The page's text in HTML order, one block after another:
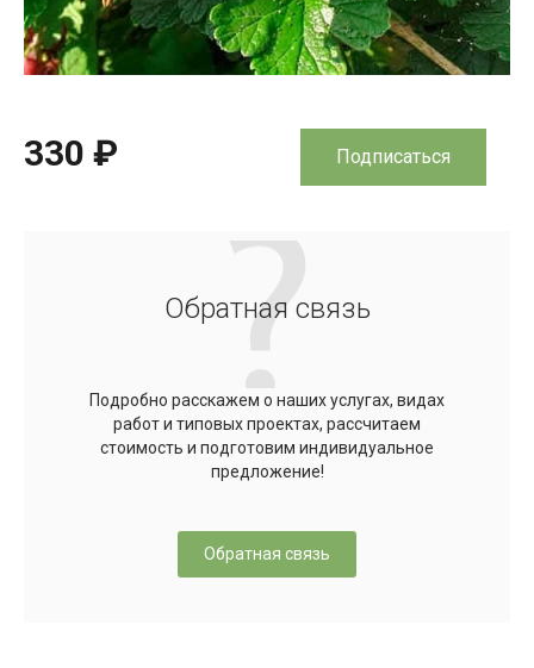
330 ₽ Подписаться
Обратная связь
Подробно расскажем о наших услугах, видах
работ и типовых проектах, рассчитаем
стоимость и подготовим индивидуальное
предложение!
Обратная связь